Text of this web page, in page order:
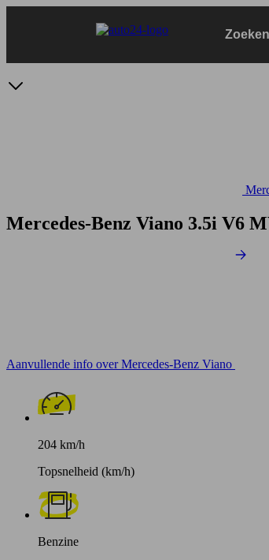
Zoeken
Mercedes-Benz Viano 3.5i V6
Aanvullende info over Mercedes-Benz Viano
204 km/h
Topsnelheid (km/h)
Benzine